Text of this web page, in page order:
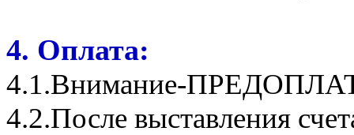
4. Оплата:
4.1.Внимание-
4.2.После выставления